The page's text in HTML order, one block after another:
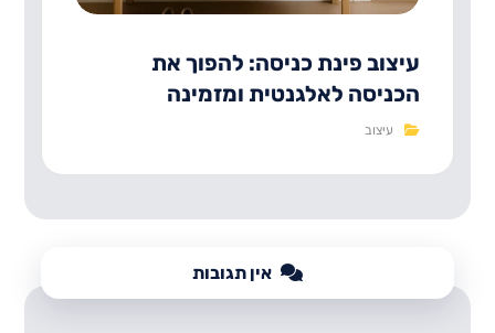
עיצוב פינת כניסה: להפוך את
הכניסה לאלגנטית ומזמינה
עיצוב
אין תגובות